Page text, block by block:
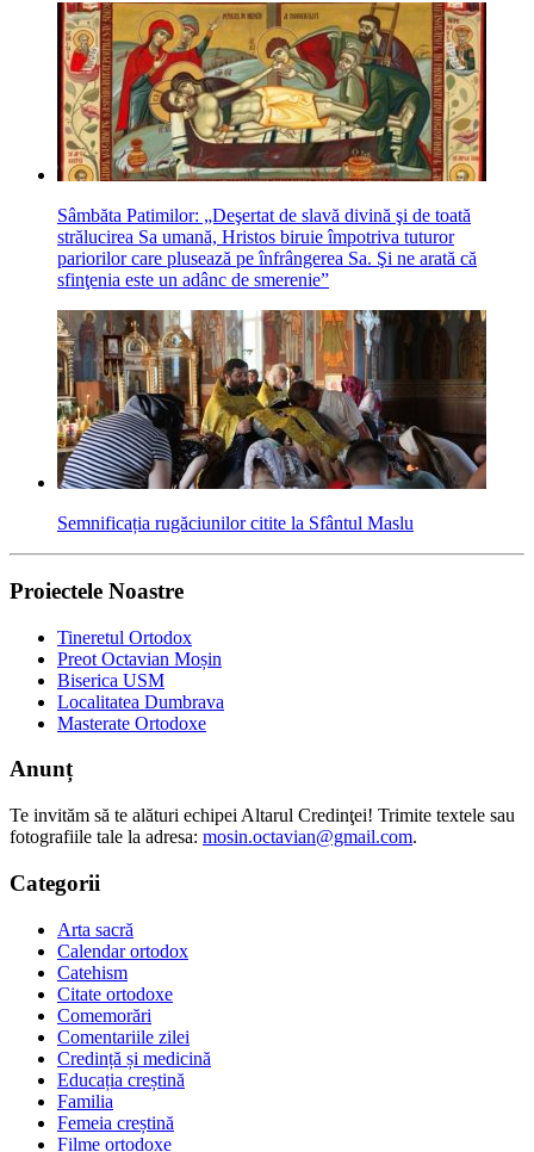
Sâmbăta Patimilor: „Deşertat de slavă divină şi de toată
strălucirea Sa umană, Hristos biruie împotriva tuturor
pariorilor care plusează pe înfrângerea Sa. Şi ne arată că
sfinţenia este un adânc de smerenie”
Semnificația rugăciunilor citite la Sfântul Maslu
Proiectele Noastre
Tineretul Ortodox
Preot Octavian Moșin
Biserica USM
Localitatea Dumbrava
Masterate Ortodoxe
Anunț
Te invităm să te alături echipei Altarul Credinţei! Trimite textele sau
fotografiile tale la adresa: mosin.octavian@gmail.com.
Categorii
Arta sacră
Calendar ortodox
Catehism
Citate ortodoxe
Comemorări
Comentariile zilei
Credință și medicină
Educația creștină
Familia
Femeia creștină
Filme ortodoxe